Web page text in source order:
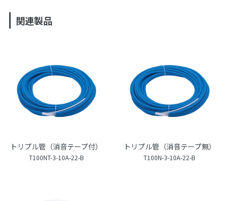
関連製品
トリプル管（消音テープ付）
T100NT-3-10A-22-B
トリプル管（消音テープ無）
T100N-3-10A-22-B